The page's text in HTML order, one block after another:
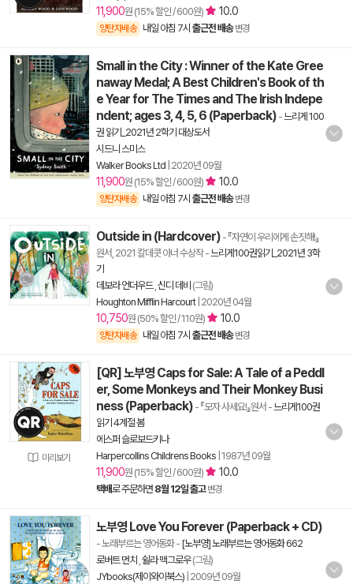
11,900원 (15% 할인 / 600원) 10.0
양탄자배송 내일 아침 7시 출근전 배송 변경
Small in the City : Winner of the Kate Gree
naway Medal; A Best Children's Book of th
e Year for The Times and The Irish Indepe
ndent; ages 3, 4, 5, 6 (Paperback) -느리게 100
권 읽기_2021년 2학기 대상도서
시드니 스미스
Walker Books Ltd 2020년 09월
11,900원 (15% 할인 / 600원) 10.0
양탄자배송 내일 아침 7시 출근전 배송 변경
Outside in (Hardcover) - 『자연이 우리에게 손짓해!』
원서, 2021 칼데콧 아너 수상작-느리게100권읽기_2021년 3학
기
데보라 언더우드, 신디 데비 (그림)
Houghton Mifflin Harcourt| 2020년 04월
10,750원 (50% 할인 / 110원) 10.0
양탄자배송 내일 아침 7시 출근전 배송 변경
미리보기
[QR] 노부영 Caps for Sale: A Tale of a Peddl
er, Some Monkeys and Their Monkey Busi
ness (Paperback) - 『모자 사세요!』원서 -느리게100권
읽기 4계절 봄
에스퍼 슬로보드키나
Harpercollins Childrens Books 1987년 09월
11,900원 (15% 할인 / 600원) 10.0
택배로 주문하면 8월 12일 출고 변경
노부영 Love You Forever (Paperback + CD)
- 노래부르는 영어동화- [노부영] 노래부르는 영어동화 662
로버트 먼치 쉴라 맥그로우(그림)
JYbooks(제이와이북스) 2009년 09월